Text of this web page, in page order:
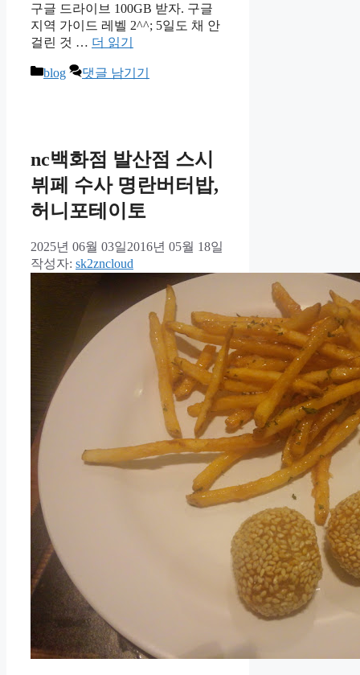
구글 드라이브 100GB 받자. 구글
지역 가이드 레벨 2^^; 5일도 채 안
걸린 것 … 더 읽기
카
blog 댓글 남기기
nc백화점 발산점 스시
뷔페 수사 명란버터밥,
허니포테이토
2025년 06월 03일2016년 05월 18일
작성자: sk2zncloud